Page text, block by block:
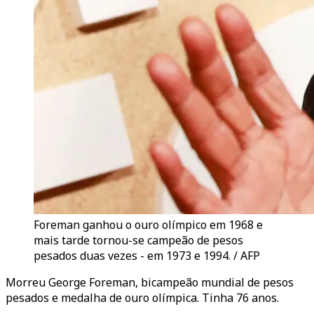
Foreman ganhou o ouro olímpico em 1968 e
mais tarde tornou-se campeão de pesos
pesados duas vezes - em 1973 e 1994. / AFP
Morreu George Foreman, bicampeão mundial de pesos
pesados e medalha de ouro olímpica. Tinha 76 anos.